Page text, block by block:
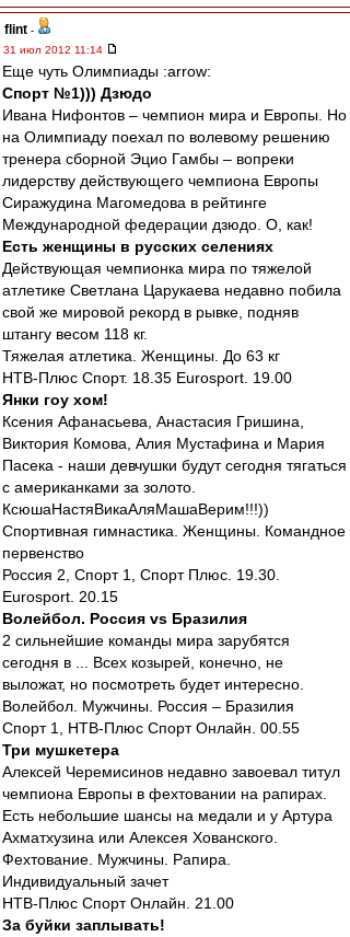
flint -
31 июл 2012 11:14
Еще чуть Олимпиады :arrow:
Спорт №1))) Дзюдо
Ивана Нифонтов – чемпион мира и Европы. Но
на Олимпиаду поехал по волевому решению
тренера сборной Эцио Гамбы – вопреки
лидерству действующего чемпиона Европы
Сиражудина Магомедова в рейтинге
Международной федерации дзюдо. О, как!
Есть женщины в русских селениях
Действующая чемпионка мира по тяжелой
атлетике Светлана Царукаева недавно побила
свой же мировой рекорд в рывке, подняв
штангу весом 118 кг.
Тяжелая атлетика. Женщины. До 63 кг
НТВ-Плюс Спорт. 18.35 Eurosport. 19.00
Янки гоу хом!
Ксения Афанасьева, Анастасия Гришина,
Виктория Комова, Алия Мустафина и Мария
Пасека - наши девчушки будут сегодня тягаться
с американками за золото.
КсюшаНастяВикаАляМашаВерим!!!))
Спортивная гимнастика. Женщины. Командное
первенство
Россия 2, Спорт 1, Спорт Плюс. 19.30.
Eurosport. 20.15
Волейбол. Россия vs Бразилия
2 сильнейшие команды мира зарубятся
сегодня в ... Всех козырей, конечно, не
выложат, но посмотреть будет интересно.
Волейбол. Мужчины. Россия – Бразилия
Спорт 1, НТВ-Плюс Спорт Онлайн. 00.55
Три мушкетера
Алексей Черемисинов недавно завоевал титул
чемпиона Европы в фехтовании на рапирах.
Есть небольшие шансы на медали и у Артура
Ахматхузина или Алексея Хованского.
Фехтование. Мужчины. Рапира.
Индивидуальный зачет
НТВ-Плюс Спорт Онлайн. 21.00
За буйки заплывать!